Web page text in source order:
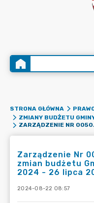
STRONA GŁÓWNA
ZMIANY BUDŻETU
Zarządzenie Nr
zmian budżetu
2024 - 26 lipca
2024-08-22 08:57